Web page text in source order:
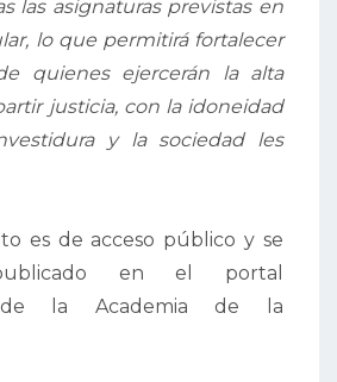
las asignaturas previstas en
lo que permitirá fortalecer
quienes ejercerán la alta
justicia, con la idoneidad
y la sociedad les
es de acceso público y se
en el portal
de la Academia de la